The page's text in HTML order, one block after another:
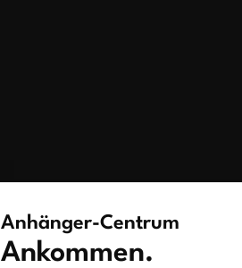
Anhänger-Centrum
Ankommen.